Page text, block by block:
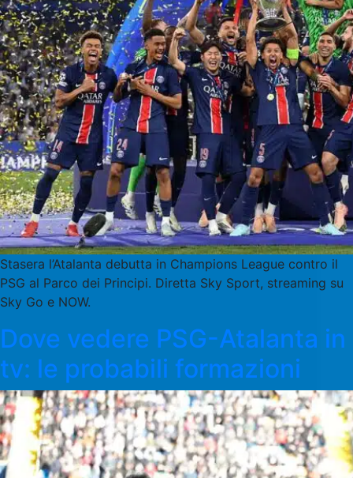
Stasera l’Atalanta debutta in Champions League contro il
PSG al Parco dei Principi. Diretta Sky Sport, streaming su
Sky Go e NOW.
Dove vedere PSG-Atalanta in
tv: le probabili formazioni